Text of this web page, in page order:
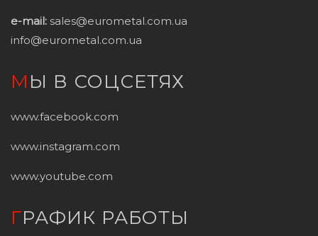
e-mail: sales@eurometal.com.ua
info@eurometal.com.ua
МЫ В СОЦСЕТЯХ
www.facebook.com
www.instagram.com
www.youtube.com
ГРАФИК РАБОТЫ